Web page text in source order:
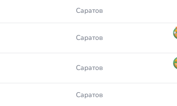
Саратов
Саратов
Саратов
Саратов